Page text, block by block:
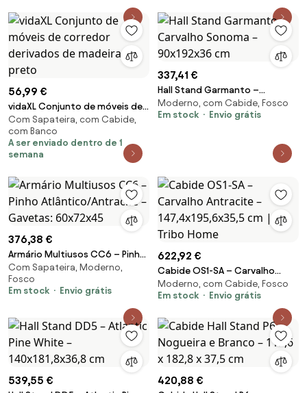
56,99 €
vidaXL Conjunto de móveis de
corredor derivados de madeira
preto
Com Sapateira, com Cabide,
com Banco
A ser enviado dentro de 1
semana
337,41 €
Hall Stand Garmanto –
Carvalho Sonoma – 90x192x36
cm
Moderno, com Cabide, Fosco
Em stock
Envio grátis
376,38 €
Armário Multiusos CC6 – Pinho
Atlântico/Antracite – Gavetas:
60x72x45
Com Sapateira, Moderno,
Fosco
Em stock
Envio grátis
622,92 €
Cabide OS1-SA – Carvalho
Antracite – 147,4x195,6x35,5
cm | Tribo Home
Moderno, com Cabide, Fosco
Em stock
Envio grátis
539,55 € 420,88 €